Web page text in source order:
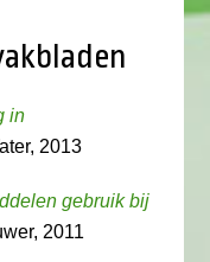
in
2013
gebruik bij
2011